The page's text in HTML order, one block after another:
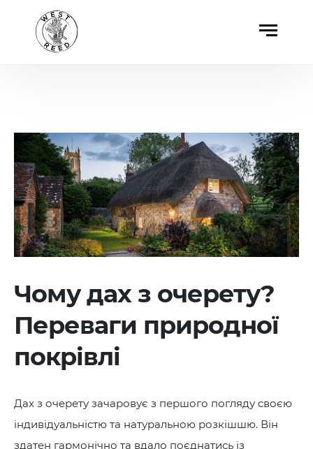
Чому дах з очерету?
Переваги природної
покрівлі
Дах з очерету зачаровує з першого погляду своєю
індивідуальністю та натуральною розкішшю. Він
здатен гармонічно та вдало поєднатись із